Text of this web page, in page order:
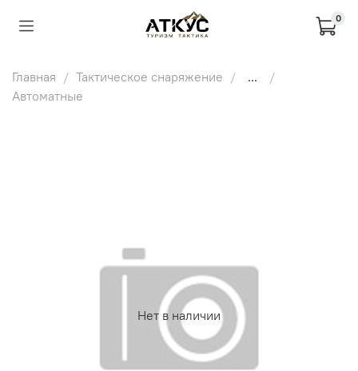
0
Главная Тактическое снаряжение
...
Автоматные
Нет в наличии